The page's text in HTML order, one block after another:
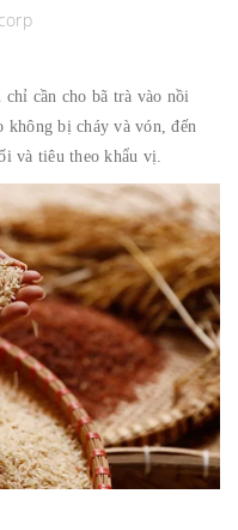
chỉ cần cho bã trà vào nồi
không bị cháy và vón, đến
và tiêu theo khẩu vị.